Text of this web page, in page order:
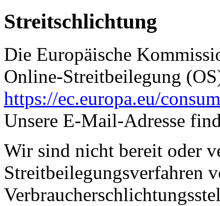
Streitschlichtung
Die Europäische
Online-Streitbeilegung
https://ec.europa.eu/
Unsere E-Mail-Adresse
Wir sind nicht bereit oder
Streitbeilegungsverfahren